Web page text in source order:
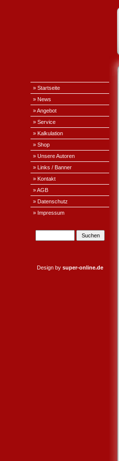
» Startseite
» News
» Angebot
» Service
» Kalkulation
» Shop
» Unsere Autoren
» Links / Banner
» Kontakt
» AGB
» Datenschutz
» Impressum
Design by super-online.de